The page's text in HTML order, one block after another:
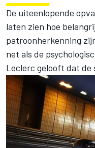
De uiteenlopende
laten zien hoe
patroonherkenning
net als de
Leclerc gelooft dat